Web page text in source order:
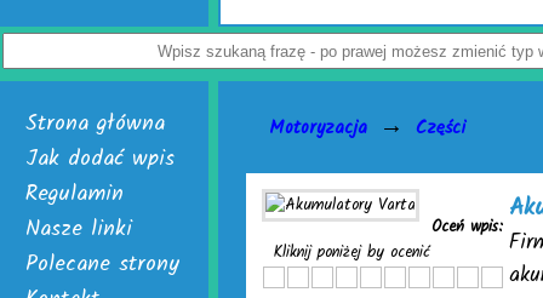
Strona główna
Jak dodać wpis
Regulamin
Nasze linki
Polecane strony
Motoryzacja → Części
Oceń wpis:
Kliknij poniżej by ocenić